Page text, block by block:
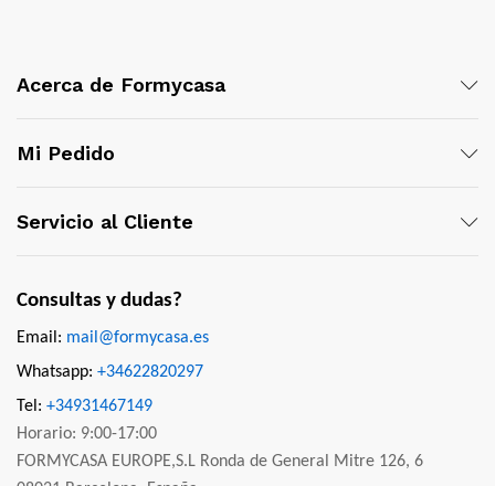
Acerca de Formycasa
Mi Pedido
Servicio al Cliente
Consultas y dudas?
Email: mail@formycasa.es
Whatsapp: +34622820297
Tel: +34931467149
Horario: 9:00-17:00
FORMYCASA EUROPE,S.L Ronda de General Mitre 126, 6